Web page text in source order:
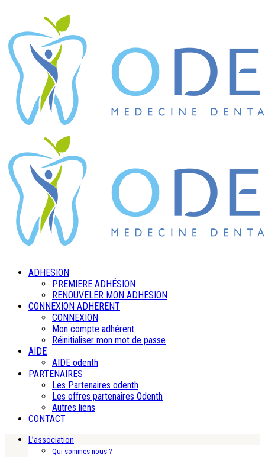
ADHESION
PREMIERE ADHÉSION
RENOUVELER MON ADHESION
CONNEXION ADHERENT
CONNEXION
Mon compte adhérent
Réinitialiser mon mot de passe
AIDE
AIDE odenth
PARTENAIRES
Les Partenaires odenth
Les offres partenaires Odenth
Autres liens
CONTACT
L’association
Qui sommes nous ?